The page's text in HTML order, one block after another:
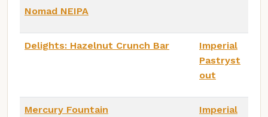
Nomad NEIPA
Delights: Hazelnut Crunch Bar
Imperial
Pastryst
out
Mercury Fountain
Imperial